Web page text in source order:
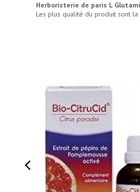
Herboristerie de paris L
Les plus qualité du produit sont